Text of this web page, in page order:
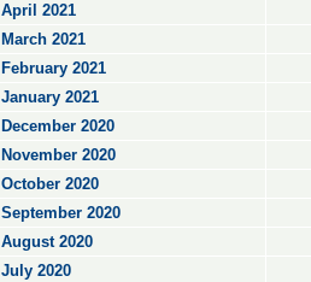
April 2021
March 2021
February 2021
January 2021
December 2020
November 2020
October 2020
September 2020
August 2020
July 2020